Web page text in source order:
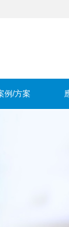
例/方案